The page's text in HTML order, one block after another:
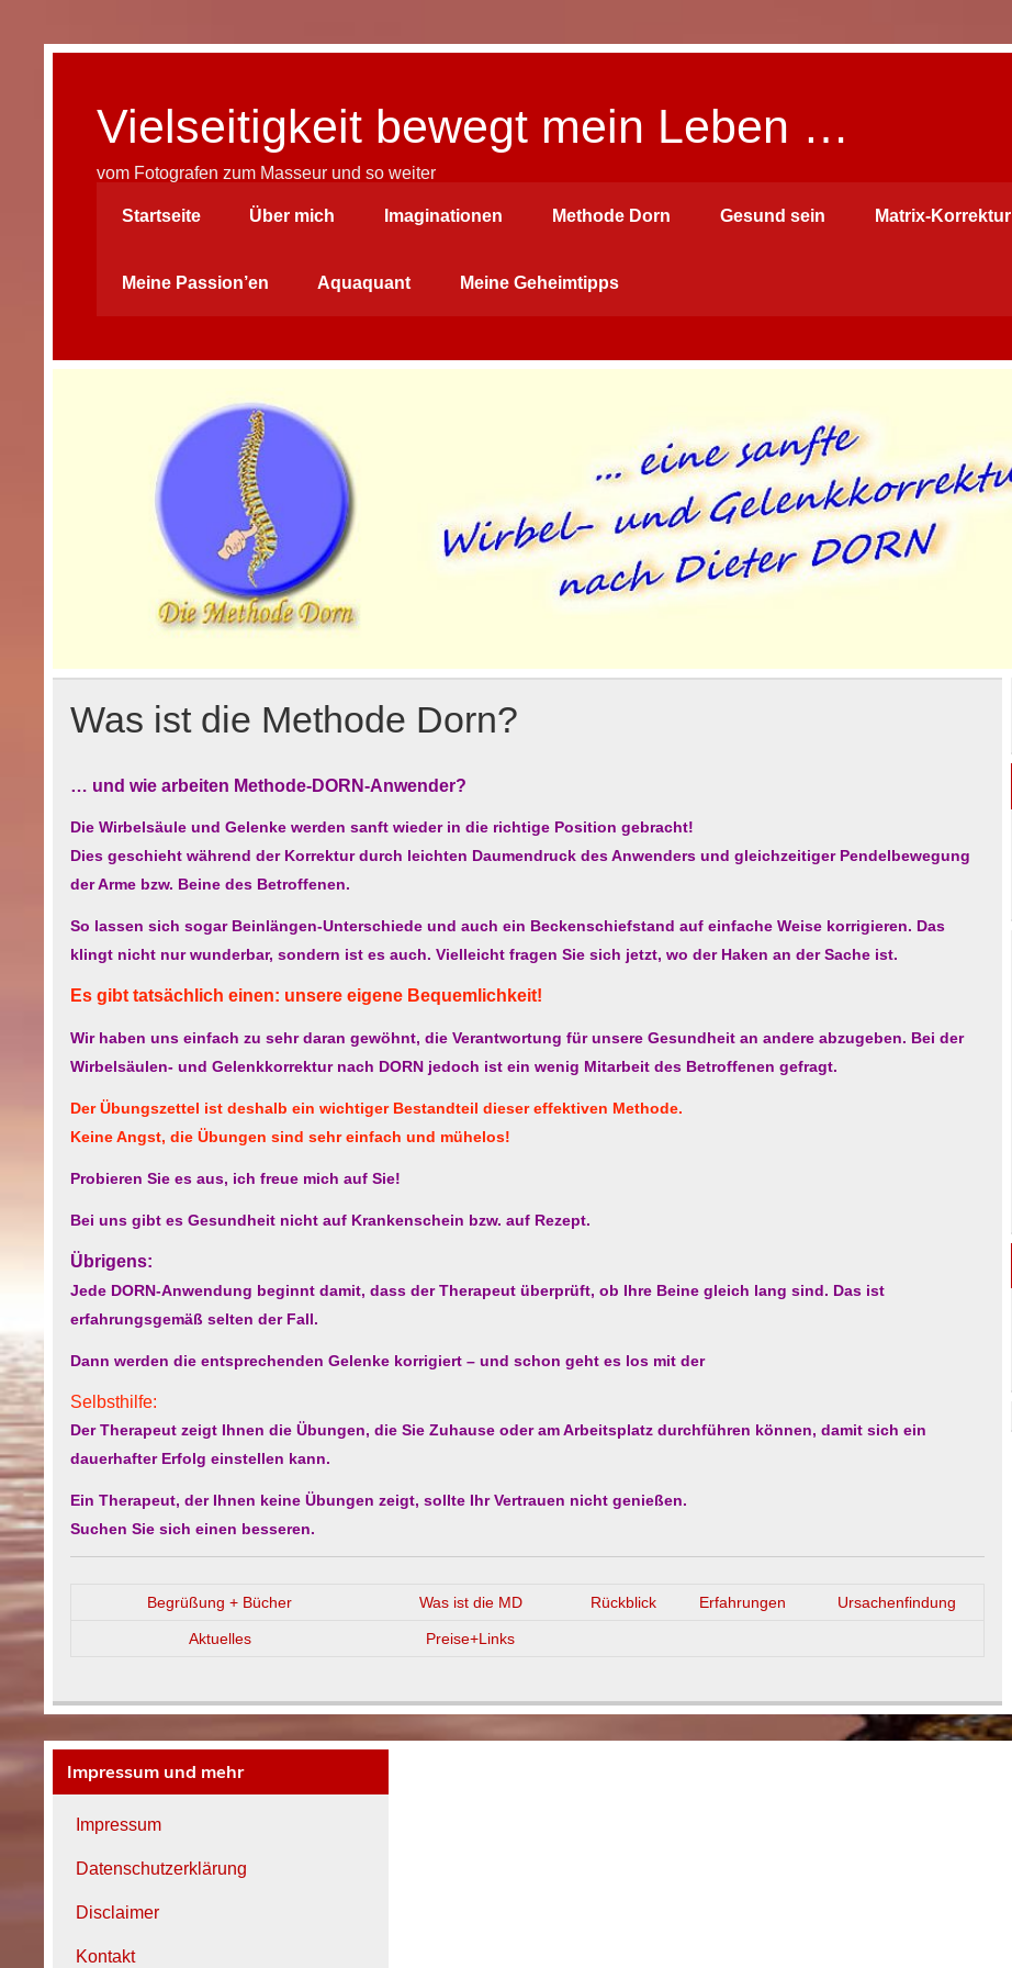
content
Vielseitigkeit bewegt mein Leben …
vom Fotografen zum Masseur und so weiter
Startseite Über mich Imaginationen Methode Dorn Gesund sein Matrix-Korrektur
Meine Passion’en Aquaquant Meine Geheimtipps
Was ist die Methode Dorn?
… und wie arbeiten Methode-DORN-Anwender?
Die Wirbelsäule und Gelenke werden sanft wieder in die richtige Position gebracht!
Dies geschieht während der Korrektur durch leichten Daumendruck des Anwenders und gleichzeitiger Pendelbewegung
der Arme bzw. Beine des Betroffenen.
So lassen sich sogar Beinlängen-Unterschiede und auch ein Beckenschiefstand auf einfache Weise korrigieren. Das
klingt nicht nur wunderbar, sondern ist es auch. Vielleicht fragen Sie sich jetzt, wo der Haken an der Sache ist.
Es gibt tatsächlich einen: unsere eigene Bequemlichkeit!
Wir haben uns einfach zu sehr daran gewöhnt, die Verantwortung für unsere Gesundheit an andere abzugeben. Bei der
Wirbelsäulen- und Gelenkkorrektur nach DORN jedoch ist ein wenig Mitarbeit des Betroffenen gefragt.
Der Übungszettel ist deshalb ein wichtiger Bestandteil dieser effektiven Methode.
Keine Angst, die Übungen sind sehr einfach und mühelos!
Probieren Sie es aus, ich freue mich auf Sie!
Bei uns gibt es Gesundheit nicht auf Krankenschein bzw. auf Rezept.
Übrigens:
Jede DORN-Anwendung beginnt damit, dass der Therapeut überprüft, ob Ihre Beine gleich lang sind. Das ist
erfahrungsgemäß selten der Fall.
Dann werden die entsprechenden Gelenke korrigiert – und schon geht es los mit der
Selbsthilfe:
Der Therapeut zeigt Ihnen die Übungen, die Sie Zuhause oder am Arbeitsplatz durchführen können, damit sich ein
dauerhafter Erfolg einstellen kann.
Ein Therapeut, der Ihnen keine Übungen zeigt, sollte Ihr Vertrauen nicht genießen.
Suchen Sie sich einen besseren.
Begrüßung + Bücher Was ist die MD Rückblick Erfahrungen Ursachenfindung
Aktuelles Preise+Links
Impressum und mehr
Impressum
Datenschutzerklärung
Disclaimer
Kontakt